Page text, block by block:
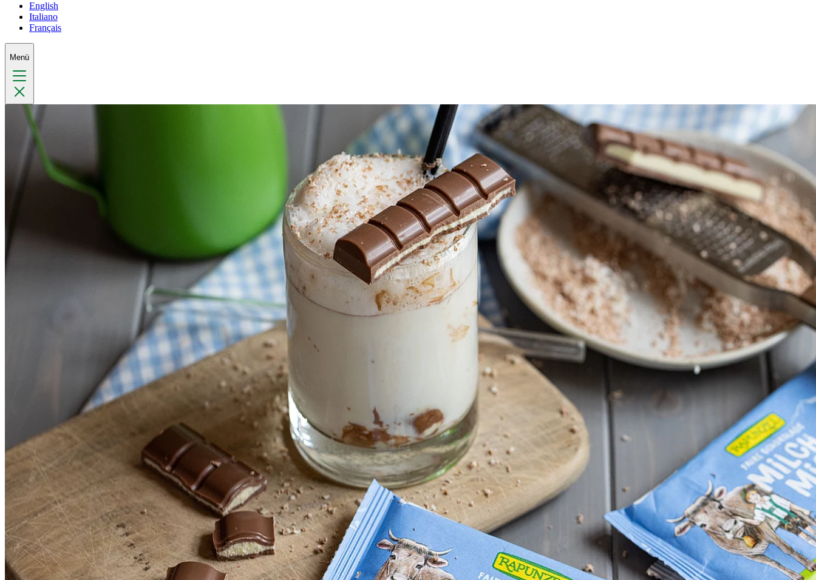
English
Italiano
Français
Menü